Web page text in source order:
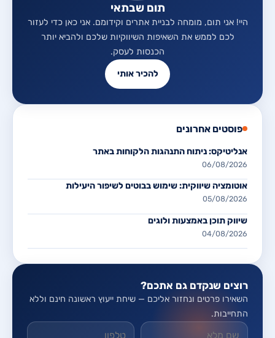
תום שבתאי
היי! אני תום, מומחה לבניית אתרים וקידומם. אני כאן כדי לעזור
לכם לממש את השאיפות השיווקיות שלכם ולהביא יותר
הכנסות לעסק.
להכיר אותי
פוסטים אחרונים
אנליטיקס: ניתוח התנהגות הלקוחות באתר
06/08/2026
אוטומציה שיווקית: שימוש בבוטים לשיפור היעילות
05/08/2026
שיווק תוכן באמצעות ולוגים
04/08/2026
רוצים שנקדם גם אתכם?
השאירו פרטים ונחזור אליכם — שיחת ייעוץ ראשונה חינם וללא
התחייבות.
אל תמלאו שדה זה